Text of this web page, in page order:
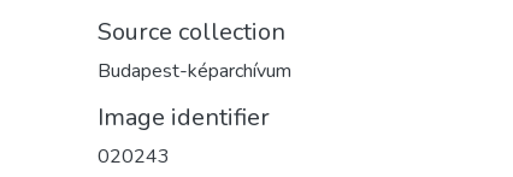
Source collection
Budapest-képarchívum
Image identifier
020243